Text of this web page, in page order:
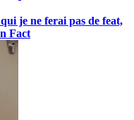
je ne ferai pas de feat,
Fact